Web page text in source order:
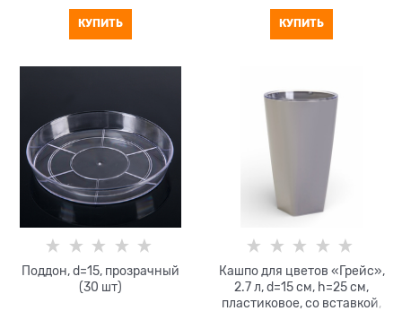
КУПИТЬ КУПИТЬ
Поддон, d=15, прозрачный
(30 шт)
Кашпо для цветов «Грейс»,
2.7 л, d=15 см, h=25 см,
пластиковое, со вставкой,